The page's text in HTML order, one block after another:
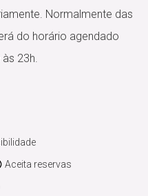
Normalmente das
do horário agendado
23h.
Aceita reservas